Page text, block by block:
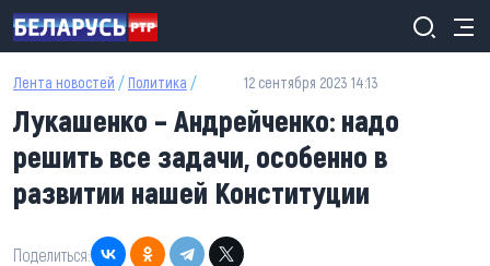
Перейти к основному содержанию
Лента новостей / Политика / 12 сентября 2023 14:13
Лукашенко – Андрейченко: надо
решить все задачи, особенно в
развитии нашей Конституции
Поделиться: